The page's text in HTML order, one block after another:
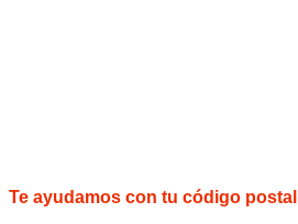
Te ayudamos con tu código postal